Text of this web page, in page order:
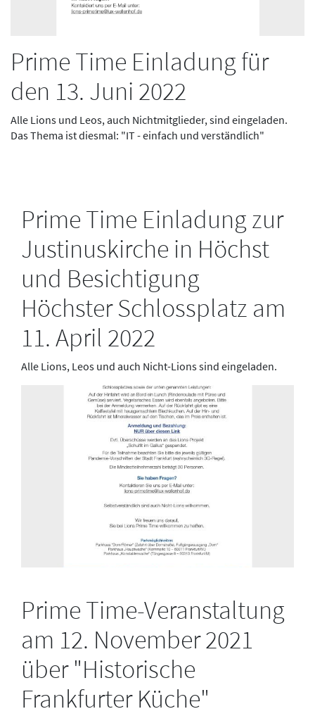
Prime Time Einladung für
den 13. Juni 2022
Alle Lions und Leos, auch Nichtmitglieder, sind eingeladen.
Das Thema ist diesmal: "IT - einfach und verständlich"
Prime Time Einladung zur
Justinuskirche in Höchst
und Besichtigung
Höchster Schlossplatz am
11. April 2022
Alle Lions, Leos und auch Nicht-Lions sind eingeladen.
Prime Time-Veranstaltung
am 12. November 2021
über "Historische
Frankfurter Küche"